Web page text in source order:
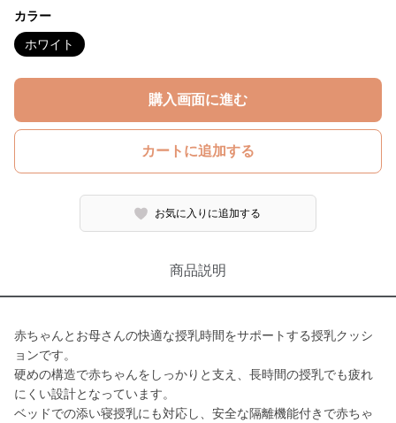
カラー
ホワイト
購入画面に進む
カートに追加する
お気に入りに追加する
商品説明
赤ちゃんとお母さんの快適な授乳時間をサポートする授乳クッシ
ョンです。
硬めの構造で赤ちゃんをしっかりと支え、長時間の授乳でも疲れ
にくい設計となっています。
ベッドでの添い寝授乳にも対応し、安全な隔離機能付きで赤ちゃ